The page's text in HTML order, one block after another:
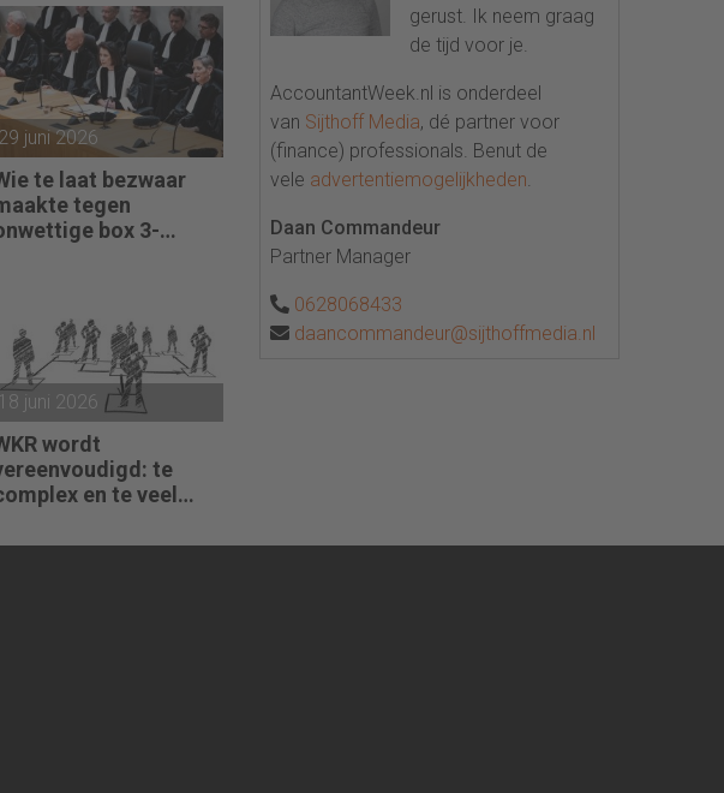
29 juni 2026
te laat bezwaar
tegen
box 3-
18 juni 2026
wordt
te
en te veel
gerust. Ik neem graag
de tijd voor je.
AccountantWeek.nl is onderdeel
van Sijthoff Media, dé partner voor
(finance) professionals. Benut de
vele advertentiemogelijkheden.
Daan Commandeur
Partner Manager
0628068433
daancommandeur@sijthoffmedia.nl